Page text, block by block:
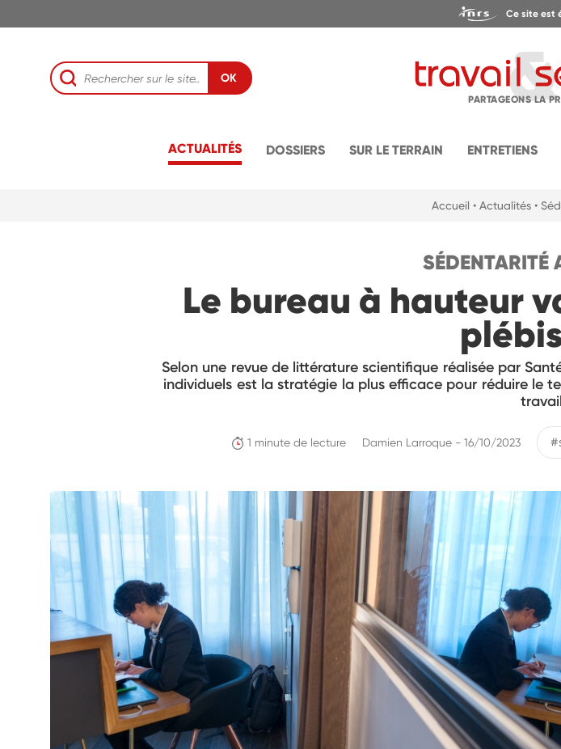
Ce site est
OK
PARTAGEONS LA
ACTUALITÉS DOSSIERS SUR LE TERRAIN ENTRETIENS
Accueil • Actualités •
SÉDENTARITÉ
Le bureau à hauteur
Selon une revue de littérature scientifique réalisée par
individuels est la stratégie la plus efficace pour réduire le
1 minute de lecture Damien Larroque - 16/10/2023